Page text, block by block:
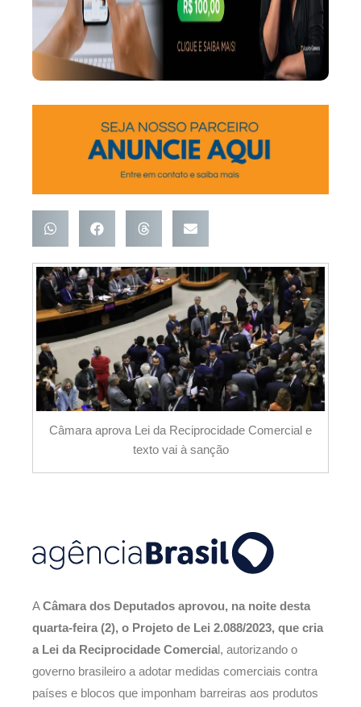
Câmara aprova Lei da Reciprocidade Comercial e
texto vai à sanção
ACâmara dos Deputados aprovou, na noite desta
quarta-feira (2), o Projeto de Lei 2.088/2023, que cria
a Lei da Reciprocidade Comercia l, autorizando o
governo brasileiro a adotar medidas comerciais contra
países e blocos que imponham barreiras aos produtos